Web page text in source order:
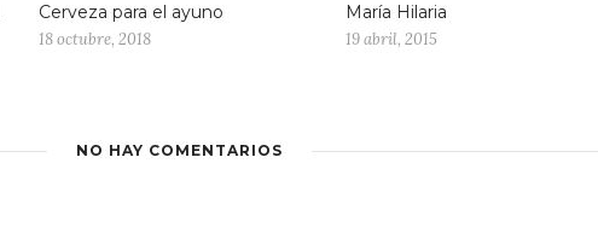
Cerveza para el ayuno
18 octubre, 2018
María Hilaria
19 abril, 2015
NO HAY COMENTARIOS